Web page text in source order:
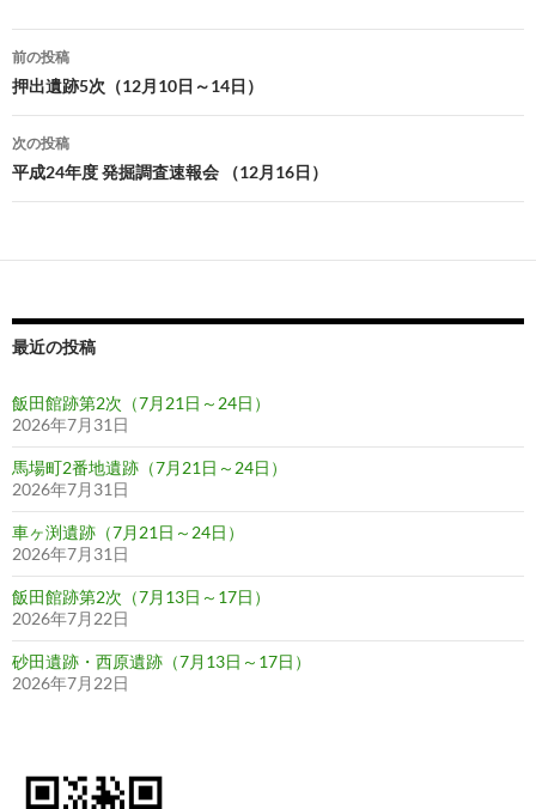
投
稿
ナ
ビ
ゲ
ー
ョ
前の投稿
押出遺跡5次（12月10日～14日）
次の投稿
平成24年度 発掘調査速報会 （12月16日）
最近の投稿
飯田館跡第2次（7月21日～24日）
2026年7月31日
馬場町2番地遺跡（7月21日～24日）
2026年7月31日
車ヶ渕遺跡（7月21日～24日）
2026年7月31日
飯田館跡第2次（7月13日～17日）
2026年7月22日
砂田遺跡・西原遺跡（7月13日～17日）
2026年7月22日